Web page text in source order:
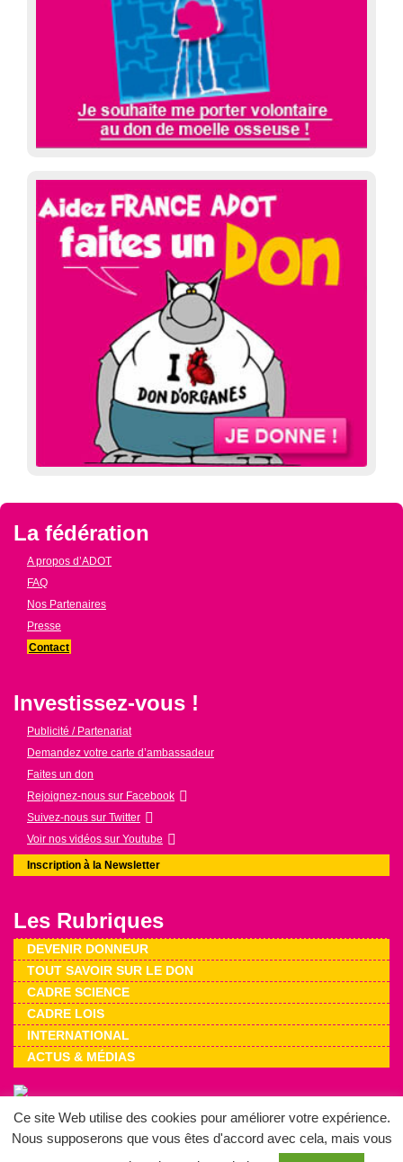
La fédération
A propos d’ADOT
FAQ
Nos Partenaires
Presse
Contact
Investissez-vous !
Publicité / Partenariat
Demandez votre carte d’ambassadeur
Faites un don
Rejoignez-nous sur Facebook
Suivez-nous sur Twitter
Voir nos vidéos sur Youtube
Inscription à la Newsletter
Les Rubriques
DEVENIR DONNEUR
TOUT SAVOIR SUR LE DON
CADRE SCIENCE
CADRE LOIS
INTERNATIONAL
ACTUS & MÉDIAS
Mentions légales Plan du site Nos liens
Gestion des cookies
Charte de confidentialité
Conception BM-Services
Ce site Web utilise des cookies pour améliorer votre expérience.
Nous supposerons que vous êtes d'accord avec cela, mais vous